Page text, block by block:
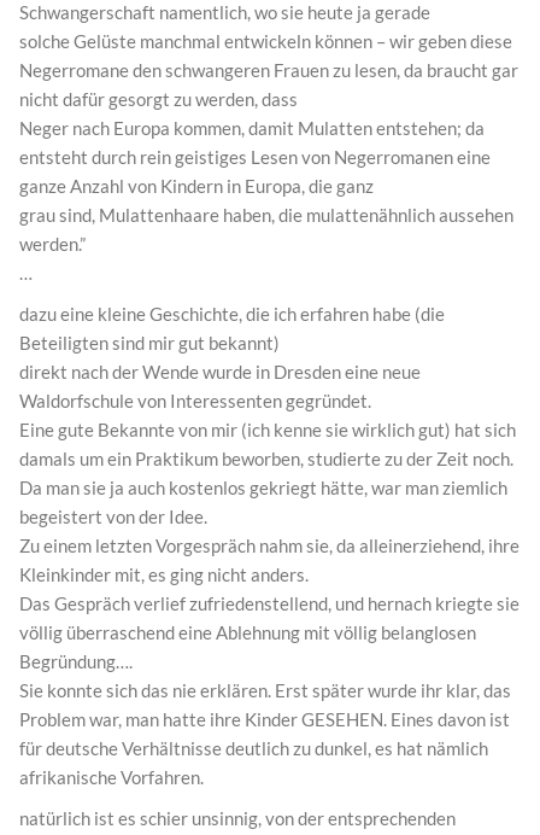
Schwangerschaft namentlich, wo sie heute ja gerade
solche Gelüste manchmal entwickeln können – wir geben diese
Negerromane den schwangeren Frauen zu lesen, da braucht gar
nicht dafür gesorgt zu werden, dass
Neger nach Europa kommen, damit Mulatten entstehen; da
entsteht durch rein geistiges Lesen von Negerromanen eine
ganze Anzahl von Kindern in Europa, die ganz
grau sind, Mulattenhaare haben, die mulattenähnlich aussehen
werden.”
…
dazu eine kleine Geschichte, die ich erfahren habe (die
Beteiligten sind mir gut bekannt)
direkt nach der Wende wurde in Dresden eine neue
Waldorfschule von Interessenten gegründet.
Eine gute Bekannte von mir (ich kenne sie wirklich gut) hat sich
damals um ein Praktikum beworben, studierte zu der Zeit noch.
Da man sie ja auch kostenlos gekriegt hätte, war man ziemlich
begeistert von der Idee.
Zu einem letzten Vorgespräch nahm sie, da alleinerziehend, ihre
Kleinkinder mit, es ging nicht anders.
Das Gespräch verlief zufriedenstellend, und hernach kriegte sie
völlig überraschend eine Ablehnung mit völlig belanglosen
Begründung….
Sie konnte sich das nie erklären. Erst später wurde ihr klar, das
Problem war, man hatte ihre Kinder GESEHEN. Eines davon ist
für deutsche Verhältnisse deutlich zu dunkel, es hat nämlich
afrikanische Vorfahren.
natürlich ist es schier unsinnig, von der entsprechenden